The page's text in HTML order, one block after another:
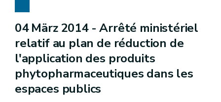
04 März 2014 -Arrêté ministériel
relatif au plan de réduction de
l'application des produits
phytopharmaceutiques dans les
espaces publics